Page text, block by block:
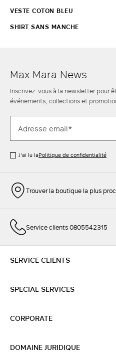
VESTE COTON BLEU
SHIRT SANS MANCHE
Max Mara News
Inscrivez-vous à la newsletter pour
événements, collections et
J’ai lu laPolitique de confidentialité
Trouver la boutique la plus
Service clients 0805542315
SERVICE CLIENTS
SPECIAL SERVICES
CORPORATE
DOMAINE JURIDIQUE